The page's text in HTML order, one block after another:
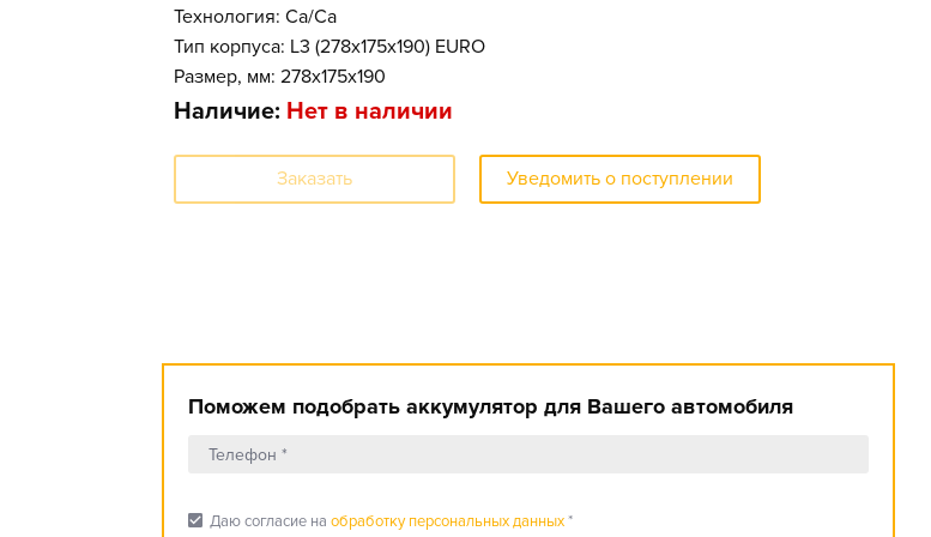
Технология: Ca/Ca
Тип корпуса: L3 (278x175x190) EURO
Размер, мм: 278x175x190
Наличие: Нет в наличии
Заказать Уведомить о поступлении
Поможем подобрать аккумулятор для Вашего автомобиля
check_box Даю согласие на обработку персональных данных*